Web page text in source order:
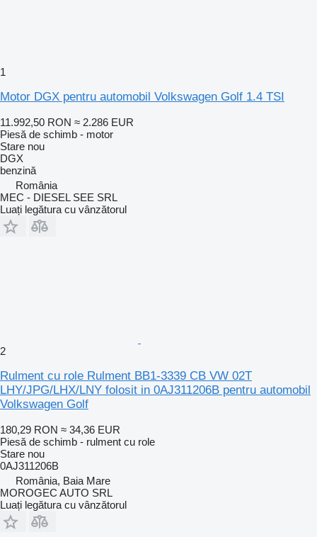
1
Motor DGX pentru automobil Volkswagen Golf 1.4 TSI
11.992,50 RON ≈ 2.286 EUR
Piesă de schimb - motor
Stare nou
DGX
benzină
România
MEC - DIESEL SEE SRL
Luați legătura cu vânzătorul
2
Rulment cu role Rulment BB1-3339 CB VW 02T
LHY/JPG/LHX/LNY folosit in 0AJ311206B pentru automobil
Volkswagen Golf
180,29 RON ≈ 34,36 EUR
Piesă de schimb - rulment cu role
Stare nou
0AJ311206B
România, Baia Mare
MOROGEC AUTO SRL
Luați legătura cu vânzătorul